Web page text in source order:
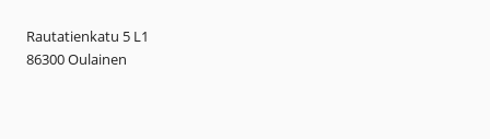
Rautatienkatu 5 L1
86300 Oulainen